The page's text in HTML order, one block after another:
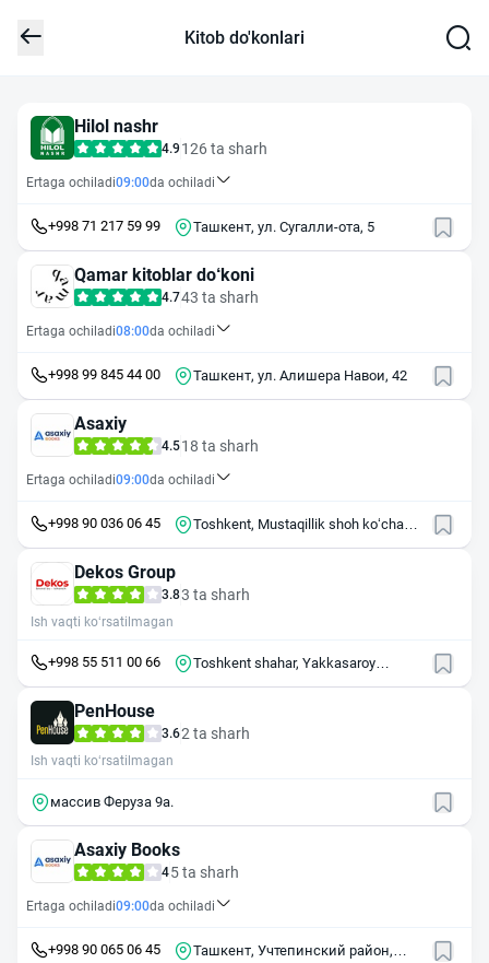
Kitob do'konlari
Hilol nashr
4.9 126 ta sharh
Ertaga ochiladi09:00da ochiladi
+998 71 217 59 99 Ташкент, ул. Сугалли-ота, 5
Qamar kitoblar do‘koni
4.743 ta sharh
Ertaga ochiladi08:00da ochiladi
+998 99 845 44 00 Ташкент, ул. Алишера Навои, 42
Asaxiy
4.518 ta sharh
Ertaga ochiladi09:00da ochiladi
+998 90 036 06 45
Toshkent, Mustaqillik shoh koʻchasi,
Dekos Group
3.83 ta sharh
Ish vaqti ko‘rsatilmagan
+998 55 511 00 66
Toshkent shahar, Yakkasaroy
PenHouse
3.62 ta sharh
Ish vaqti ko‘rsatilmagan
массив Феруза 9а.
Asaxiy Books
45 ta sharh
Ertaga ochiladi09:00da ochiladi
+998 90 065 06 45
Ташкент, Учтепинский район,